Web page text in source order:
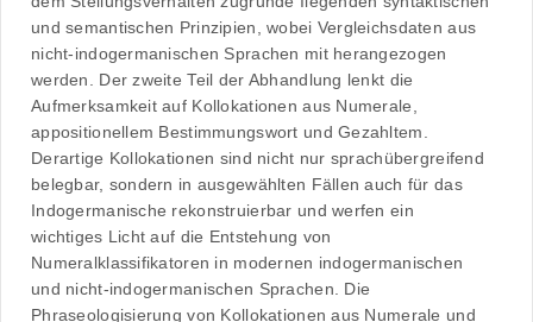
und semantischen Prinzipien, wobei Vergleichsdaten aus
nicht-indogermanischen Sprachen mit herangezogen
werden. Der zweite Teil der Abhandlung lenkt die
Aufmerksamkeit auf Kollokationen aus Numerale,
appositionellem Bestimmungswort und Gezahltem.
Derartige Kollokationen sind nicht nur sprachübergreifend
belegbar, sondern in ausgewählten Fällen auch für das
Indogermanische rekonstruierbar und werfen ein
wichtiges Licht auf die Entstehung von
Numeralklassifikatoren in modernen indogermanischen
und nicht-indogermanischen Sprachen. Die
Phraseologisierung von Kollokationen aus Numerale und